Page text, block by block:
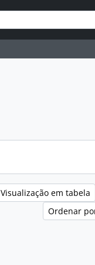
Visualização em tabela
Ordenar